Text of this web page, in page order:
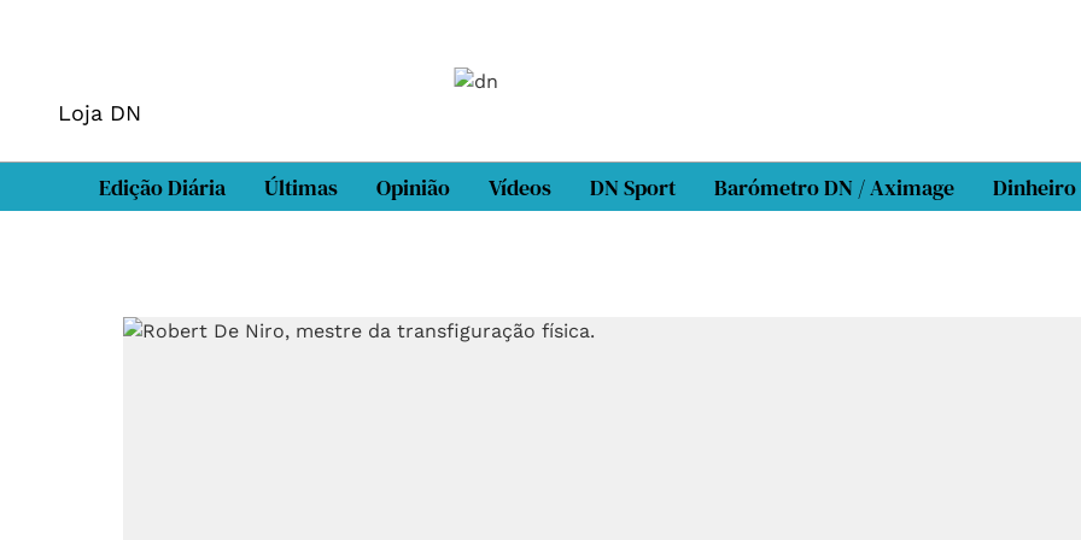
Loja DN
Edição Diária Últimas Opinião Vídeos DN Sport Barómetro DN / Aximage Dinheiro